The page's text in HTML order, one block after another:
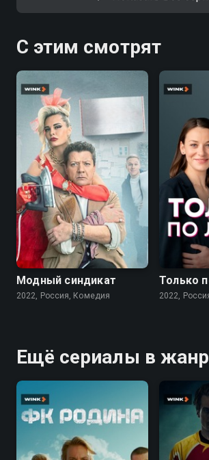
С этим смотрят
7.6
Модный синдикат
2022, Россия, Комедия
Только
2022,
Ещё сериалы в